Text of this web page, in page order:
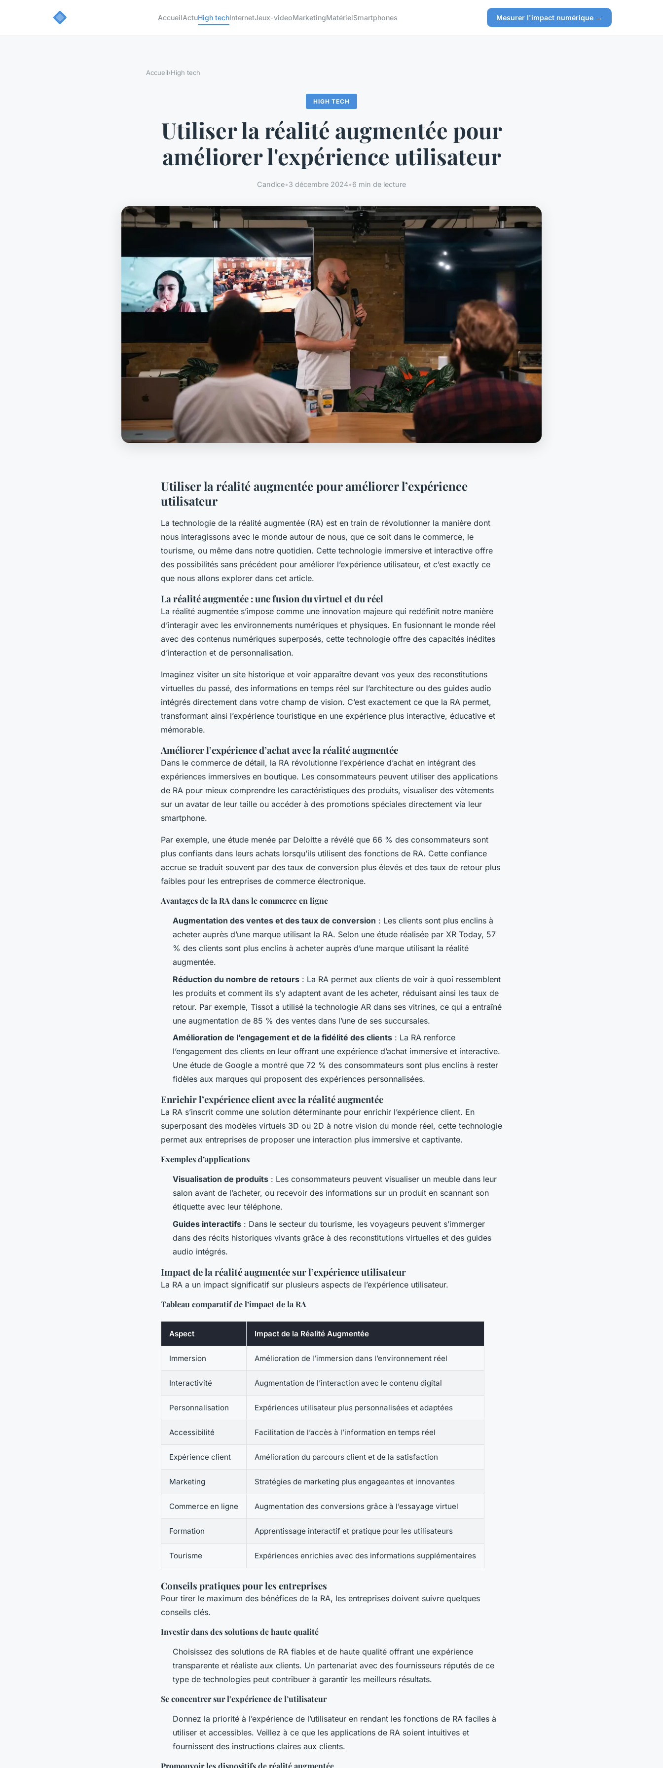
AccueilActuHigh techInternetJeux-videoMarketingMatérielSmartphones Mesurer l'impact numérique →
Accueil›High tech
HIGH TECH
Utiliser la réalité augmentée pour
améliorer l'expérience utilisateur
Candice•3 décembre 2024•6 min de lecture
Utiliser la réalité augmentée pour améliorer l’expérience
utilisateur
La technologie de la réalité augmentée (RA) est en train de révolutionner la manière dont
nous interagissons avec le monde autour de nous, que ce soit dans le commerce, le
tourisme, ou même dans notre quotidien. Cette technologie immersive et interactive offre
des possibilités sans précédent pour améliorer l’expérience utilisateur, et c’est exactly ce
que nous allons explorer dans cet article.
La réalité augmentée : une fusion du virtuel et du réel
La réalité augmentée s’impose comme une innovation majeure qui redéfinit notre manière
d’interagir avec les environnements numériques et physiques. En fusionnant le monde réel
avec des contenus numériques superposés, cette technologie offre des capacités inédites
d’interaction et de personnalisation.
Imaginez visiter un site historique et voir apparaître devant vos yeux des reconstitutions
virtuelles du passé, des informations en temps réel sur l’architecture ou des guides audio
intégrés directement dans votre champ de vision. C’est exactement ce que la RA permet,
transformant ainsi l’expérience touristique en une expérience plus interactive, éducative et
mémorable.
Améliorer l’expérience d’achat avec la réalité augmentée
Dans le commerce de détail, la RA révolutionne l’expérience d’achat en intégrant des
expériences immersives en boutique. Les consommateurs peuvent utiliser des applications
de RA pour mieux comprendre les caractéristiques des produits, visualiser des vêtements
sur un avatar de leur taille ou accéder à des promotions spéciales directement via leur
smartphone.
Par exemple, une étude menée par Deloitte a révélé que 66 % des consommateurs sont
plus confiants dans leurs achats lorsqu’ils utilisent des fonctions de RA. Cette confiance
accrue se traduit souvent par des taux de conversion plus élevés et des taux de retour plus
faibles pour les entreprises de commerce électronique.
Avantages de la RA dans le commerce en ligne
Augmentation des ventes et des taux de conversion : Les clients sont plus enclins à
acheter auprès d’une marque utilisant la RA. Selon une étude réalisée par XR Today, 57
% des clients sont plus enclins à acheter auprès d’une marque utilisant la réalité
augmentée.
Réduction du nombre de retours : La RA permet aux clients de voir à quoi ressemblent
les produits et comment ils s’y adaptent avant de les acheter, réduisant ainsi les taux de
retour. Par exemple, Tissot a utilisé la technologie AR dans ses vitrines, ce qui a entraîné
une augmentation de 85 % des ventes dans l’une de ses succursales.
Amélioration de l’engagement et de la fidélité des clients : La RA renforce
l’engagement des clients en leur offrant une expérience d’achat immersive et interactive.
Une étude de Google a montré que 72 % des consommateurs sont plus enclins à rester
fidèles aux marques qui proposent des expériences personnalisées.
Enrichir l’expérience client avec la réalité augmentée
La RA s’inscrit comme une solution déterminante pour enrichir l’expérience client. En
superposant des modèles virtuels 3D ou 2D à notre vision du monde réel, cette technologie
permet aux entreprises de proposer une interaction plus immersive et captivante.
Exemples d’applications
Visualisation de produits : Les consommateurs peuvent visualiser un meuble dans leur
salon avant de l’acheter, ou recevoir des informations sur un produit en scannant son
étiquette avec leur téléphone.
Guides interactifs : Dans le secteur du tourisme, les voyageurs peuvent s’immerger
dans des récits historiques vivants grâce à des reconstitutions virtuelles et des guides
audio intégrés.
Impact de la réalité augmentée sur l’expérience utilisateur
La RA a un impact significatif sur plusieurs aspects de l’expérience utilisateur.
Tableau comparatif de l’impact de la RA
Aspect Impact de la Réalité Augmentée
Immersion Amélioration de l’immersion dans l’environnement réel
Interactivité Augmentation de l’interaction avec le contenu digital
Personnalisation Expériences utilisateur plus personnalisées et adaptées
Accessibilité Facilitation de l’accès à l’information en temps réel
Expérience client Amélioration du parcours client et de la satisfaction
Marketing Stratégies de marketing plus engageantes et innovantes
Commerce en ligne Augmentation des conversions grâce à l’essayage virtuel
Formation Apprentissage interactif et pratique pour les utilisateurs
Tourisme Expériences enrichies avec des informations supplémentaires
Conseils pratiques pour les entreprises
Pour tirer le maximum des bénéfices de la RA, les entreprises doivent suivre quelques
conseils clés.
Investir dans des solutions de haute qualité
Choisissez des solutions de RA fiables et de haute qualité offrant une expérience
transparente et réaliste aux clients. Un partenariat avec des fournisseurs réputés de ce
type de technologies peut contribuer à garantir les meilleurs résultats.
Se concentrer sur l’expérience de l’utilisateur
Donnez la priorité à l’expérience de l’utilisateur en rendant les fonctions de RA faciles à
utiliser et accessibles. Veillez à ce que les applications de RA soient intuitives et
fournissent des instructions claires aux clients.
Promouvoir les dispositifs de réalité augmentée